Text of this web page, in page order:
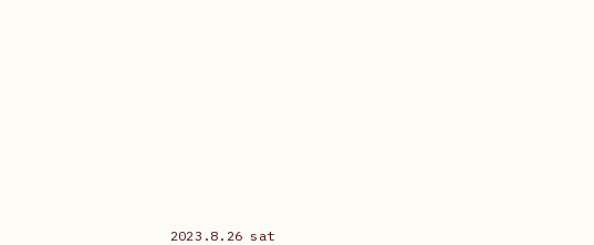
2023.8.26 sat